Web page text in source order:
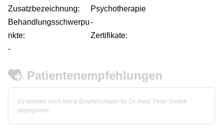
Zusatzbezeichnung:
Psychotherapie
Behandlungsschwerpu
nkte:
-
Zertifikate:
-
Patientenempfehlungen
Es wurden noch keine Empfehlungen für Dr. med. Peter Dudek
abgegeben.